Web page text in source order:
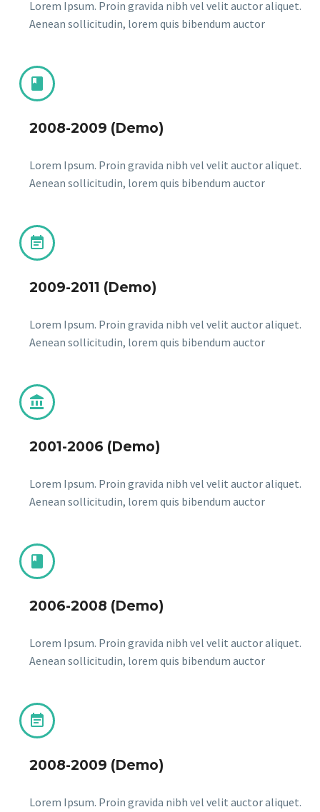
Lorem Ipsum. Proin gravida nibh vel velit auctor aliquet.
Aenean sollicitudin, lorem quis bibendum auctor


2008-2009 (Demo)
Lorem Ipsum. Proin gravida nibh vel velit auctor aliquet.
Aenean sollicitudin, lorem quis bibendum auctor


2009-2011 (Demo)
Lorem Ipsum. Proin gravida nibh vel velit auctor aliquet.
Aenean sollicitudin, lorem quis bibendum auctor


2001-2006 (Demo)
Lorem Ipsum. Proin gravida nibh vel velit auctor aliquet.
Aenean sollicitudin, lorem quis bibendum auctor


2006-2008 (Demo)
Lorem Ipsum. Proin gravida nibh vel velit auctor aliquet.
Aenean sollicitudin, lorem quis bibendum auctor


2008-2009 (Demo)
Lorem Ipsum. Proin gravida nibh vel velit auctor aliquet.